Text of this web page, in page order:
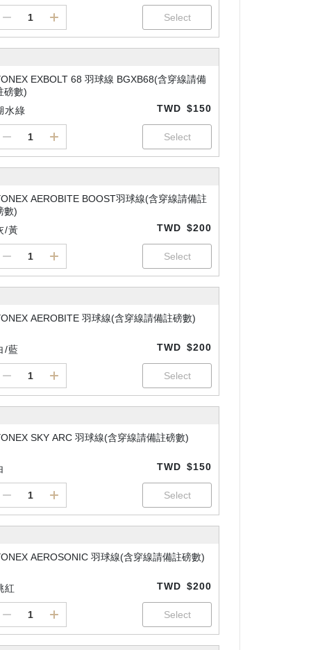
EXBOLT 68 羽球線 BGXB68(含穿線請備
磅數)
水綠
TWD $150
AEROBITE BOOST羽球線(含穿線請備註
數)
/黃
TWD $200
AEROBITE 羽球線(含穿線請備註磅數)
/藍 TWD $200
SKY ARC 羽球線(含穿線請備註磅數)
TWD $150
AEROSONIC 羽球線(含穿線請備註磅數)
紅 TWD $200